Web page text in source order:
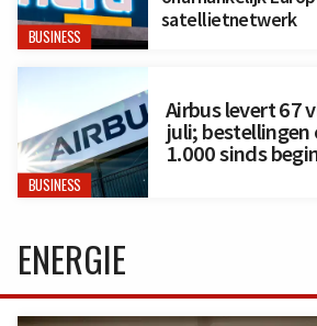
BUSINESS
satellietnetwerk
BUSINESS
Airbus levert 67
juli;
1.000 sinds
ENERGIE